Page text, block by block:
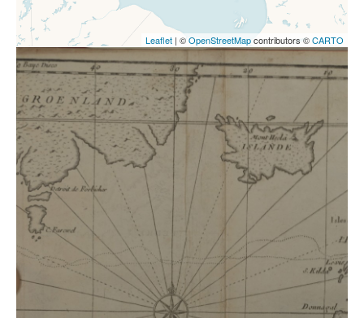
Leaflet | ©OpenStreetMapcontributors ©CARTO